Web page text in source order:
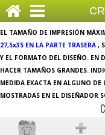
EL TAMAÑO DE IMPRESIÓN
27,5x35 EN LA PARTE TRASERA ,
Y EL FORMATO DEL DISEÑO. EN
HACER TAMAÑOS GRANDES.
MEDIDA EXACTA EN ALGUNO DE
MOSTRADAS EN EL DISEÑADOR